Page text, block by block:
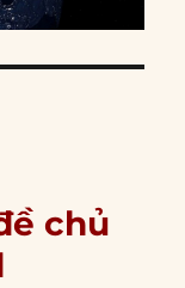
chủ